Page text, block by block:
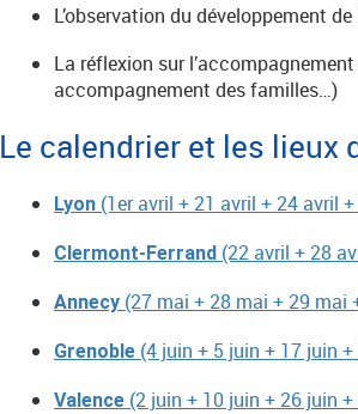
L’observation du développement
La réflexion sur
accompagnement des familles…)
Le calendrier et les lieux
Lyon (1er avril + 21 avril + 24 avril
Clermont-Ferrand (22 avril + 28
Annecy (27 mai + 28 mai + 29 mai
Grenoble (4 juin + 5 juin + 17 juin
Valence (2 juin + 10 juin + 26 juin